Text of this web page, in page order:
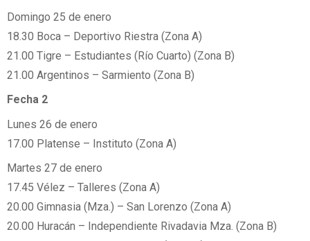
Domingo 25 de enero
18.30 Boca – Deportivo Riestra (Zona A)
21.00 Tigre – Estudiantes (Río Cuarto) (Zona B)
21.00 Argentinos – Sarmiento (Zona B)
Fecha 2
Lunes 26 de enero
17.00 Platense – Instituto (Zona A)
Martes 27 de enero
17.45 Vélez – Talleres (Zona A)
20.00 Gimnasia (Mza.) – San Lorenzo (Zona A)
20.00 Huracán – Independiente Rivadavia Mza. (Zona B)